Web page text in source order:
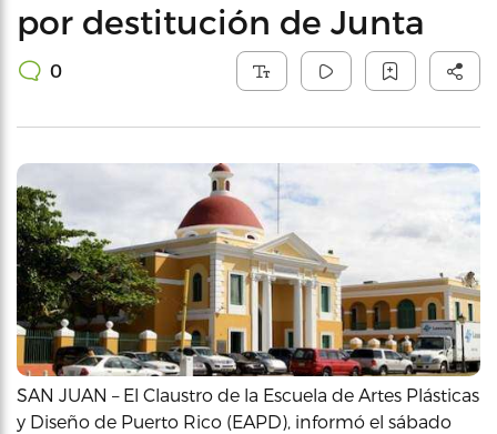
por destitución de Junta
0
SAN JUAN – El Claustro de la Escuela de Artes Plásticas
y Diseño de Puerto Rico (EAPD), informó el sábado